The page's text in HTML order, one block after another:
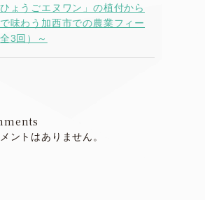
ょうごエヌワン」の植付から
味わう加西市での農業フィー
3回）～
ントはありません。